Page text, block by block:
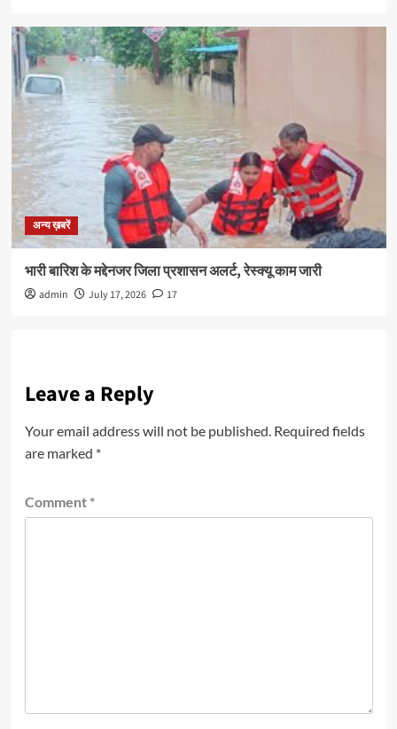
अन्य ख़बरें
भारी बारिश के मद्देनजर जिला प्रशासन अलर्ट, रेस्क्यू काम जारी
admin July 17, 2026 17
Leave a Reply
Your email address will not be published. Required fields
are marked *
Comment *